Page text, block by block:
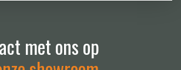
met ons op